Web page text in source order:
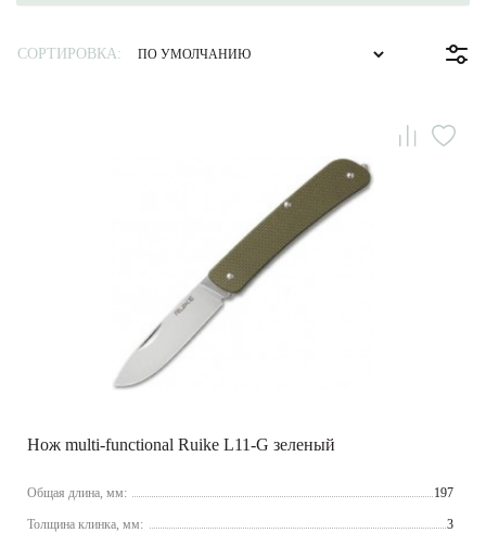
СОРТИРОВКА:
Нож multi-functional Ruike L11-G зеленый
Общая длина, мм: 197
Толщина клинка, мм: 3